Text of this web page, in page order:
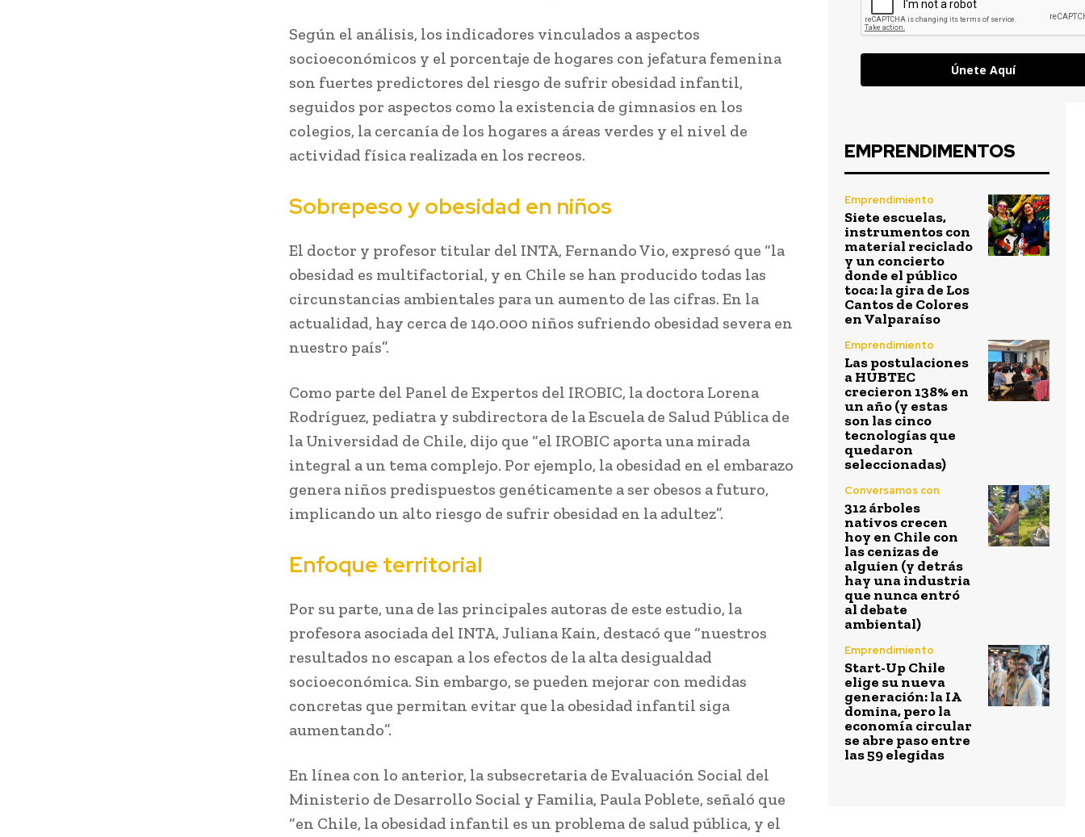
Según el análisis, los indicadores vinculados a aspectos
socioeconómicos y el porcentaje de hogares con jefatura femenina
son fuertes predictores del riesgo de sufrir obesidad infantil,
seguidos por aspectos como la existencia de gimnasios en los
colegios, la cercanía de los hogares a áreas verdes y el nivel de
actividad física realizada en los recreos.
Sobrepeso y obesidad en niños
El doctor y profesor titular del INTA, Fernando Vio, expresó que “la
obesidad es multifactorial, y en Chile se han producido todas las
circunstancias ambientales para un aumento de las cifras. En la
actualidad, hay cerca de 140.000 niños sufriendo obesidad severa en
nuestro país”.
Como parte del Panel de Expertos del IROBIC, la doctora Lorena
Rodríguez, pediatra y subdirectora de la Escuela de Salud Pública de
la Universidad de Chile, dijo que “el IROBIC aporta una mirada
integral a un tema complejo. Por ejemplo, la obesidad en el embarazo
genera niños predispuestos genéticamente a ser obesos a futuro,
implicando un alto riesgo de sufrir obesidad en la adultez”.
Enfoque territorial
Por su parte, una de las principales autoras de este estudio, la
profesora asociada del INTA, Juliana Kain, destacó que “nuestros
resultados no escapan a los efectos de la alta desigualdad
socioeconómica. Sin embargo, se pueden mejorar con medidas
concretas que permitan evitar que la obesidad infantil siga
aumentando”.
En línea con lo anterior, la subsecretaria de Evaluación Social del
Ministerio de Desarrollo Social y Familia, Paula Poblete, señaló que
“en Chile, la obesidad infantil es un problema de salud pública, y el
Únete Aquí
EMPRENDIMENTOS
Emprendimiento
Siete escuelas,
instrumentos con
material reciclado
y un concierto
donde el público
toca: la gira de Los
Cantos de Colores
en Valparaíso
Emprendimiento
Las postulaciones
a HUBTEC
crecieron 138% en
un año (y estas
son las cinco
tecnologías que
quedaron
seleccionadas)
Conversamos con
312 árboles
nativos crecen
hoy en Chile con
las cenizas de
alguien (y detrás
hay una industria
que nunca entró
al debate
ambiental)
Emprendimiento
Start-Up Chile
elige su nueva
generación: la IA
domina, pero la
economía circular
se abre paso entre
las 59 elegidas